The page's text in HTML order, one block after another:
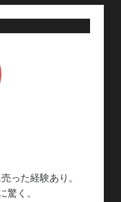
った経験あり。
驚く。